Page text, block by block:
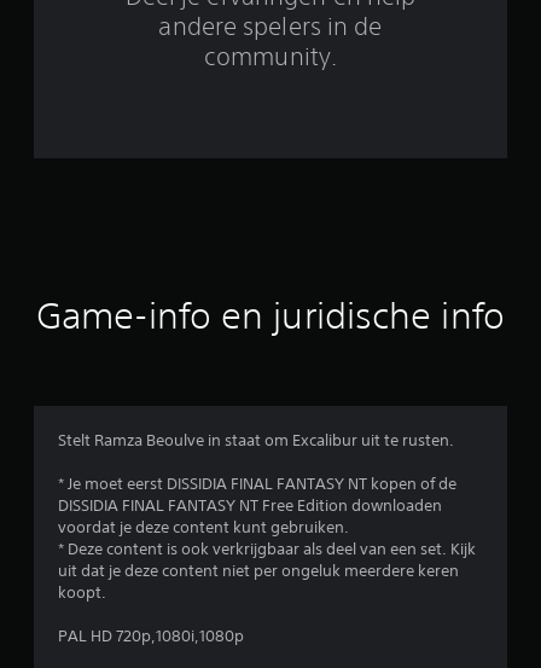
o
d
i
n
g
e
andere spelers in de
community.
Game-info en juridische info
Stelt Ramza Beoulve in staat om Excalibur uit te rusten.
* Je moet eerst DISSIDIA FINAL FANTASY NT kopen of de
DISSIDIA FINAL FANTASY NT Free Edition downloaden
voordat je deze content kunt gebruiken.
* Deze content is ook verkrijgbaar als deel van een set. Kijk
uit dat je deze content niet per ongeluk meerdere keren
koopt.
PAL HD 720p,1080i,1080p